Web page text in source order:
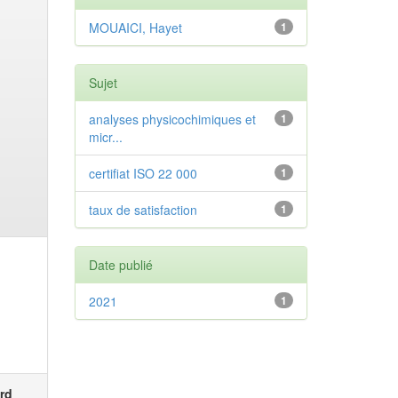
1
MOUAICI, Hayet
Sujet
1
analyses physicochimiques et
micr...
1
certifiat ISO 22 000
1
taux de satisfaction
Date publié
1
2021